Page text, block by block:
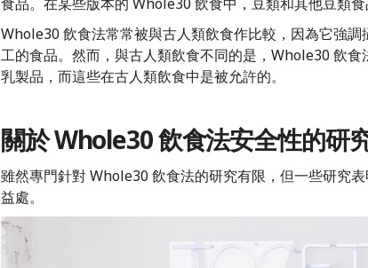
Whole30 飲食法常常被與古人類飲食作比較，因為它強
工的食品。然而，與古人類飲食不同的是，Whole30 飲
乳製品，而這些在古人類飲食中是被允許的。
關於 Whole30 飲食法安全性的研
雖然專門針對 Whole30 飲食法的研究有限，但一些研究
益處。